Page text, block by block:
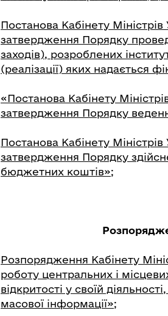
Постанова Кабінету
затвердження Порядку
заходів), розроблених
(реалізації) яких надається
«Постанова Кабінету
затвердження Порядку
Постанова Кабінету
затвердження Порядку
бюджетних коштів»;
Розпорядження Кабінету
роботу центральних і
відкритості у своїй
масової інформації»;